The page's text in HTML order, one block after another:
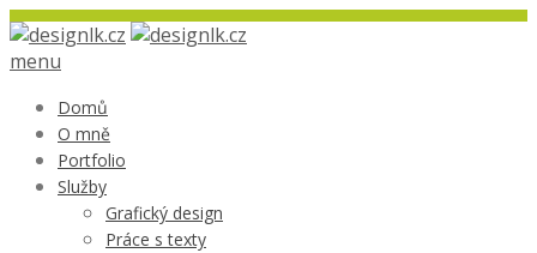
menu
Domů
O mně
Portfolio
Služby
Grafický design
Práce s texty